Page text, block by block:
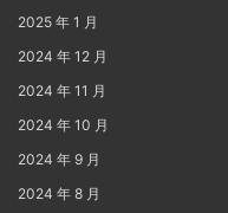
2025 年 1 月
2024 年 12 月
2024 年 11 月
2024 年 10 月
2024 年 9 月
2024 年 8 月